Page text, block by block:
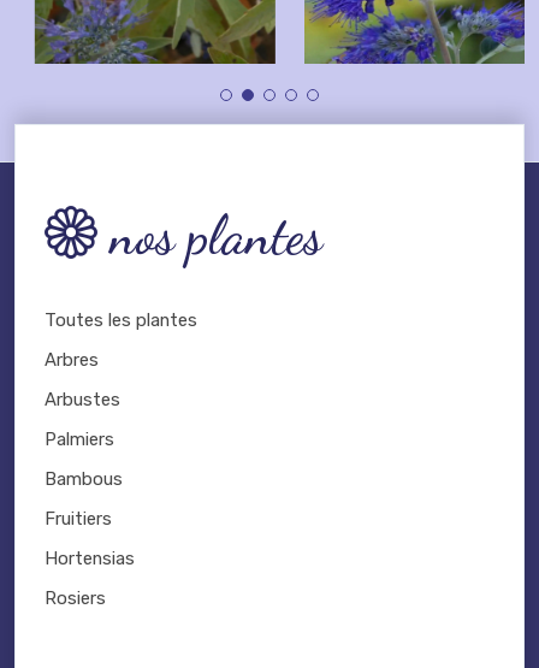
nos plantes
Toutes les plantes
Arbres
Arbustes
Palmiers
Bambous
Fruitiers
Hortensias
Rosiers